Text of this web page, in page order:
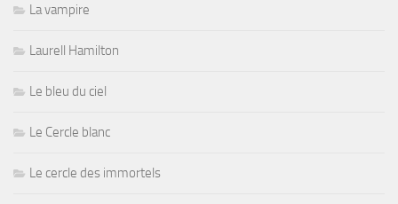
La vampire
Laurell Hamilton
Le bleu du ciel
Le Cercle blanc
Le cercle des immortels